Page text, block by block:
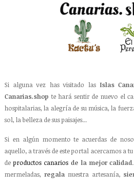
Si alguna vez has visitado las Islas
Canarias.shop te hará sentir de nuevo el
hospitalarias, la alegría de su música, la
sol, la belleza de sus paisajes...
Si en algún momento te acuerdas de
aquello, a través de este portal acercamos a
de productos canariosde la mejor calidad.
mermeladas, regalanuestra artesanía,